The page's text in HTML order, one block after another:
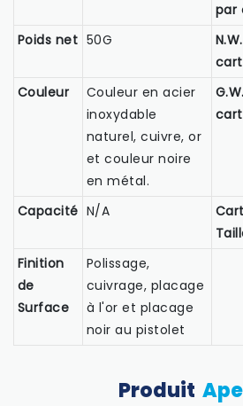
par
Poids net 50G
Couleur
Couleur en acier
inoxydable
naturel, cuivre, or
et couleur noire
en métal.
Capacité N/A
Finition
de
Surface
Polissage,
cuivrage, placage
à l'or et placage
noir au pistolet
Produit